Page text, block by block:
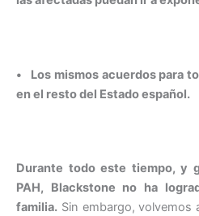
• Los mismos acuerdos para
en el resto del Estado español.
Durante todo este tiempo, y
PAH, Blackstone no ha
familia. Sin embargo, volvemos